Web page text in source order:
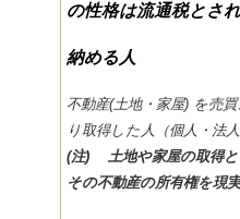
の性格は流通税とされ
納める人
不動産(土地・家屋) を売
り取得した人（個人・法
(注) 土地や家屋の取得と
その不動産の所有権を現